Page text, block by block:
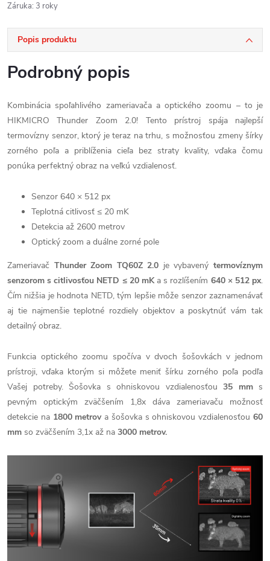
Záruka: 3 roky
Popis produktu
Podrobný popis
Kombinácia spoľahlivého zameriavača a optického zoomu – to je
HIKMICRO Thunder Zoom 2.0! Tento prístroj spája najlepší
termovízny senzor, ktorý je teraz na trhu, s možnosťou zmeny šírky
zorného poľa a priblíženia cieľa bez straty kvality, vďaka čomu
ponúka perfektný obraz na veľkú vzdialenosť.
Senzor 640 × 512 px
Teplotná citlivosť ≤ 20 mK
Detekcia až 2600 metrov
Optický zoom a duálne zorné pole
Zameriavač Thunder Zoom TQ60Z 2.0 je vybavenýtermovíznym
senzorom s citlivosťou NETD ≤ 20 mKa s rozlíšením 640 × 512 px.
Čím nižšia je hodnota NETD, tým lepšie môže senzor zaznamenávať
aj tie najmenšie teplotné rozdiely objektov a poskytnúť vám tak
detailný obraz.
Funkcia optického zoomu spočíva v dvoch šošovkách v jednom
prístroji, vďaka ktorým si môžete meniť šírku zorného poľa podľa
Vašej potreby. Šošovka s ohniskovou vzdialenosťou 35 mms
pevným optickým zväčšením 1,8x dáva zameriavaču možnosť
detekcie na 1800 metrova šošovka s ohniskovou vzdialenosťou 60
mm so zväčšením 3,1x až na 3000 metrov.